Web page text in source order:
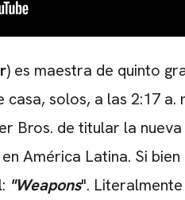
) es maestra de quinto
casa, solos, a las 2:17
Bros. de titular la
en América Latina. Si
"Weapons".